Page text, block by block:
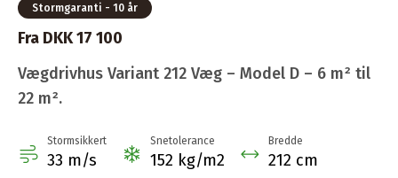
Stormgaranti - 10 år
Fra DKK 17 100
Vægdrivhus Variant 212 Væg – Model D – 6 m² til
22 m².
Stormsikkert
33 m/s
Snetolerance
152 kg/m2
Bredde
212 cm